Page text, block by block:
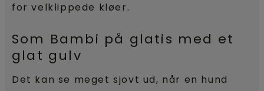
for velklippede kløer.
Som Bambi på glatis med et
glat gulv
Det kan se meget sjovt ud, når en hund